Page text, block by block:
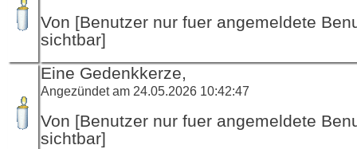
Von [Benutzer nur fuer angemeldete
sichtbar]
Eine Gedenkkerze,
Angezündet am 24.05.2026 10:42:47
Von [Benutzer nur fuer angemeldete
sichtbar]